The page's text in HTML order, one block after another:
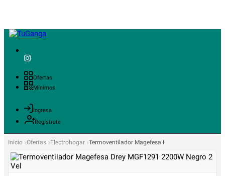
Ofertas
Mínimos
Ingresa
Regístrate
Inicio Ofertas Electrohogar Termoventilador Magefesa Drey MGF1291